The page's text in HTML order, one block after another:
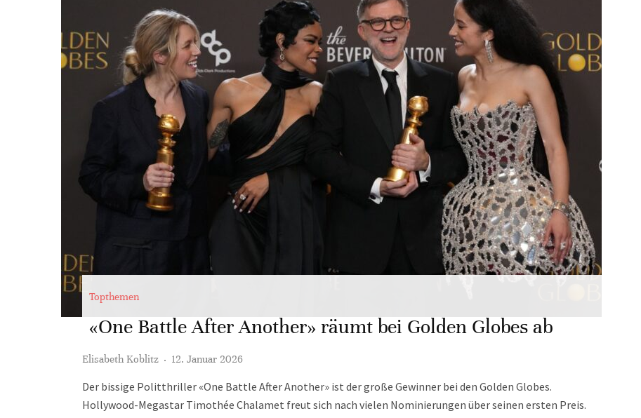
Topthemen
«One Battle After Another» räumt bei Golden Globes ab
Elisabeth Koblitz · 12. Januar 2026
Der bissige Politthriller «One Battle After Another» ist der große Gewinner bei den Golden Globes.
Hollywood-Megastar Timothée Chalamet freut sich nach vielen Nominierungen über seinen ersten Preis.